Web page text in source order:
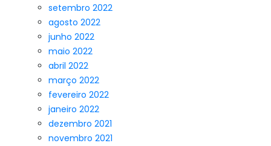
setembro 2022
agosto 2022
junho 2022
maio 2022
abril 2022
março 2022
fevereiro 2022
janeiro 2022
dezembro 2021
novembro 2021